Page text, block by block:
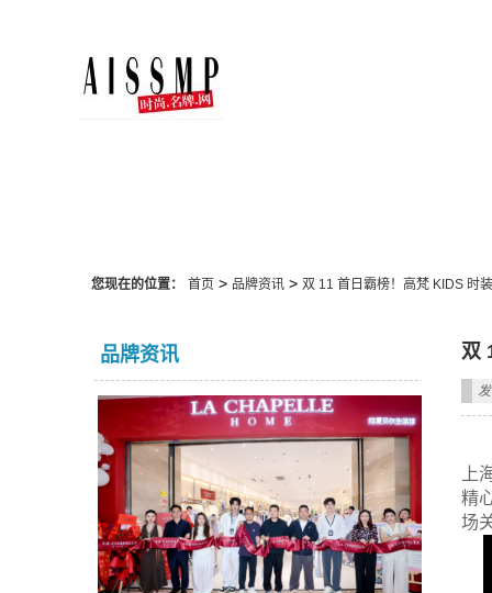
您现在的位置： 首页> 品牌资讯> 双 11 首日霸榜！高梵 KIDS 时
品牌资讯 双
上
精
场